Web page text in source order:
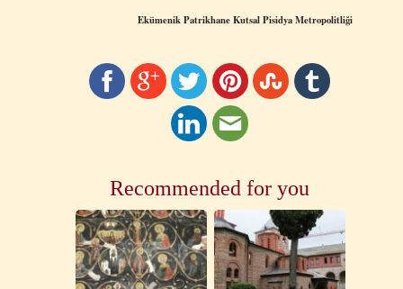
Ekümenik PatrikhaneKutsal Pisidya Metropolitliği
Recommended for you